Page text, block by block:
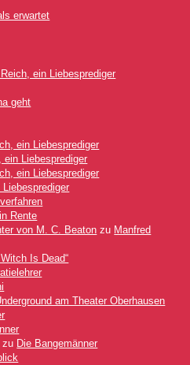
erwartet
ein Liebesprediger
geht
ein Liebesprediger
ein Liebesprediger
ein Liebesprediger
Rente
von M. C. Beaton zu Manfred
Is Dead“
am Theater Oberhausen
zu Die Bangemänner